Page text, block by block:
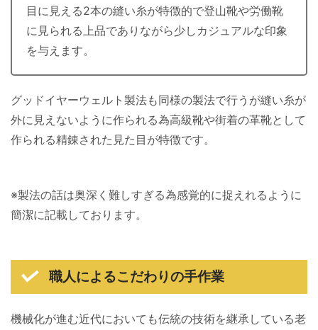
目に見える2本の縫い糸が特徴的で登山靴や労働靴
に見られる上品でありながら少しカジュアルな印象
を与えます。
グッドイヤーウェルト製法も同様の製法で行うが縫い糸が
外に見えないように作られる為高級靴や街着の革靴として
作られる精錬された見た目が特徴です。
※製法の話は奥深く難しすぎる為感覚的に捉えれるように
簡潔に記載しております。
職人によるこだわりの手作業
機械化が進む近代においても伝統の技術を継承している老